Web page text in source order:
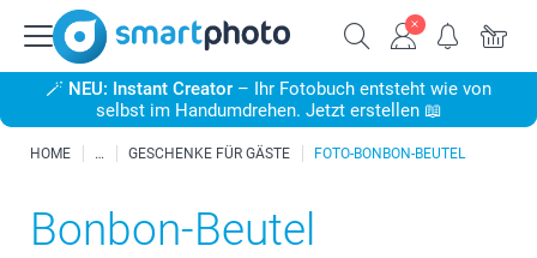
🪄 NEU: Instant Creator – Ihr Fotobuch entsteht wie von
selbst im Handumdrehen. Jetzt erstellen 📖
HOME GESCHENKE FÜR GÄSTE FOTO-BONBON-BEUTEL
Bonbon-Beutel